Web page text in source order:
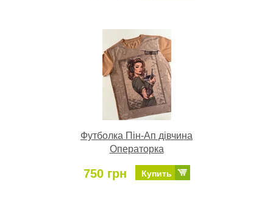
Футболка Пін-Ап дівчина
Операторка
750 грн Купить